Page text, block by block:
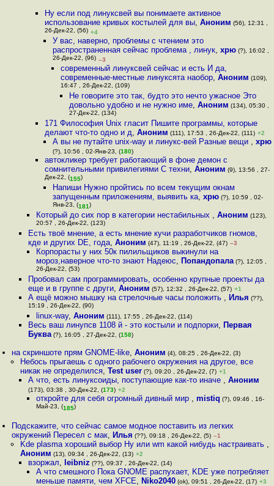
Ну если под линуксвей вы понимаете активное
использование кривых костылей для вы, Аноним (56), 12:31 ,
26-Дек-22, (56) +4
У вас, наверно, проблемы с чтением это
распространенная сейчас проблема , линук, хрю(?), 16:02 ,
26-Дек-22, (96) –3
современный линуксвей сейчас и есть И да,
современные-местные линуксята наобор,Аноним (109),
16:47 , 26-Дек-22, (109)
Не говорите это так, будто это нечто ужасное Это
довольно удобно и не нужно име, Аноним (134), 05:30 ,
27-Дек-22, (134)
171 Философия Unix гласит Пишите программы, которые
делают что-то одно и д, Аноним (111), 17:53 , 26-Дек-22, (111) +2
А вы не путайте unix-way и линукс-вей Разные вещи , хрю
(?), 10:56 , 02-Янв-23, (180)
автокликер требует работающий в фоне демон с
сомнительными привилегиями С техни, Аноним (9), 13:56 , 27-
Дек-22, (155)
Напиши Нужно пройтись по всем текущим окнам
запущенным приложениям, выявить ка, хрю(?), 10:59 , 02-
Янв-23, (181)
Который до сих пор в категории нестабильных ,Аноним (123),
20:57 , 26-Дек-22, (123)
Есть твоё мнение, а есть мнение кучи разработчиков гномов,
кде и других DE, года, Аноним (47), 11:19 , 26-Дек-22, (47) –3
Корпорасты у них 50к пилильщиков выкинули на
мороз,наверное что-то знают Надеюс, Попандопала (?), 12:05 ,
26-Дек-22, (53)
Пробовал сам программировать, особенно крупные проекты да
еще и в группе с други, Аноним (57), 12:32 , 26-Дек-22, (57) +1
А ещё можно мышку на стрелочные часы положить , Илья (??),
15:19 , 26-Дек-22, (90)
linux-way,Аноним (111), 17:55 , 26-Дек-22, (114)
Весь ваш линyпсв 1108 й - это костыли и подпорки, Первая
Буква(?), 16:05 , 27-Дек-22, (158)
на скриншоте прям GNOME-like,Аноним (4), 08:25 , 26-Дек-22, (3)
Небось прыгаешь с одного рабочего окружения на другое, все
никак не определился, Test user(?), 09:20 , 26-Дек-22, (7) +1
А что, есть линуксоиды, поступающие как-то иначе , Аноним
(173), 03:38 , 30-Дек-22, (173) +2
откройте для себя огромный дивный мир ,mistiq (?), 09:46 , 16-
Май-23, (185)
Подскажите, что сейчас самое модное поставить из легких
окружений Пересел с мак, Илья (??), 09:18 , 26-Дек-22, (5) –1
Kde plasma хороший выбор Ну или wm какой нибудь настраивать ,
Аноним (13), 09:34 , 26-Дек-22, (13) +2
взоржал, leibniz (??), 09:37 , 26-Дек-22, (14)
А что смешного Пока GNOME распухает, KDE уже потребляет
меньше памяти, чем XFCE, Niko2040 (ok), 09:51 , 26-Дек-22, (17) +3